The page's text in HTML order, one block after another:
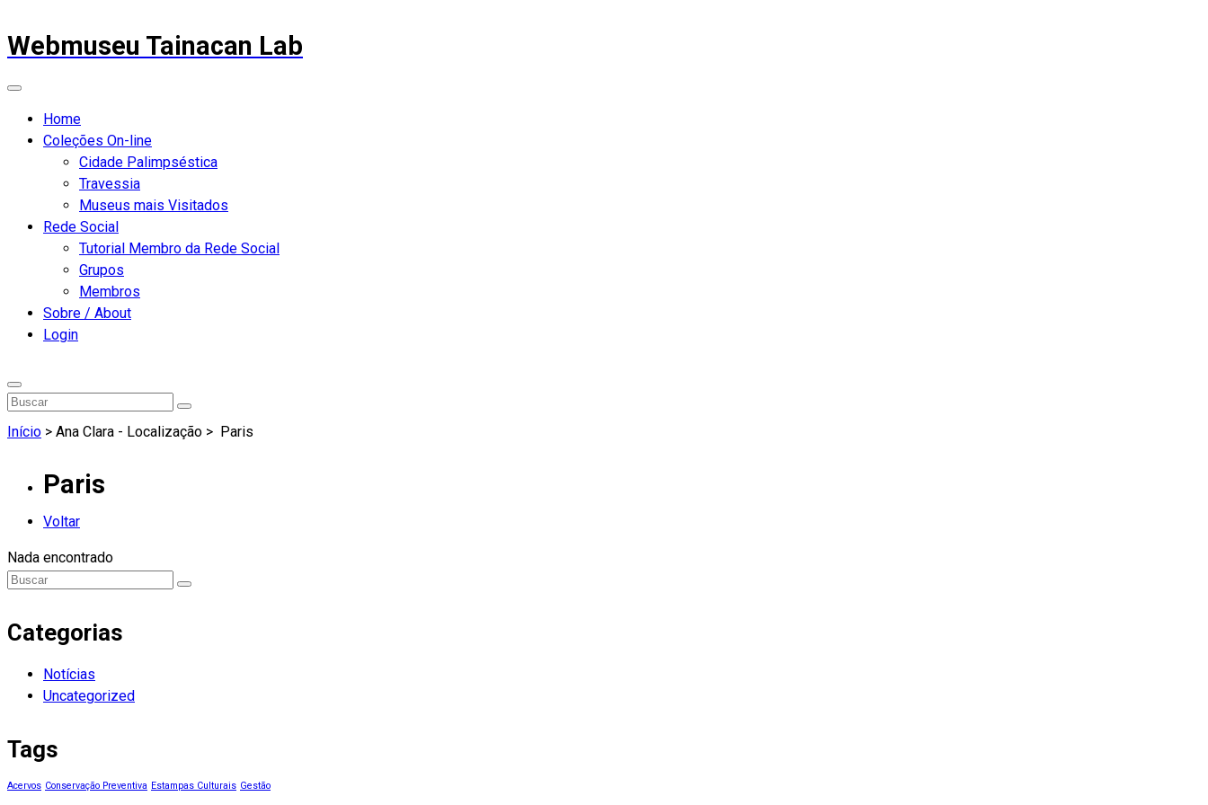
Webmuseu Tainacan Lab
Home
Coleções On-line
Cidade Palimpséstica
Travessia
Museus mais Visitados
Rede Social
Tutorial Membro da Rede Social
Grupos
Membros
Sobre / About
Login
Início > Ana Clara - Localização > Paris
Paris
Voltar
Nada encontrado
Categorias
Notícias
Uncategorized
Tags
Acervos Conservação Preventiva Estampas Culturais Gestão